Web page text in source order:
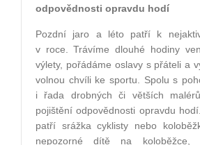
odpovědnosti opravdu hodí
Pozdní jaro a léto patří k
v roce. Trávíme dlouhé hodiny
výlety, pořádáme oslavy s přáteli a
volnou chvíli ke sportu. Spolu s
i řada drobných či větších
pojištění odpovědnosti opravdu
patří srážka cyklisty nebo
nepozorné dítě na